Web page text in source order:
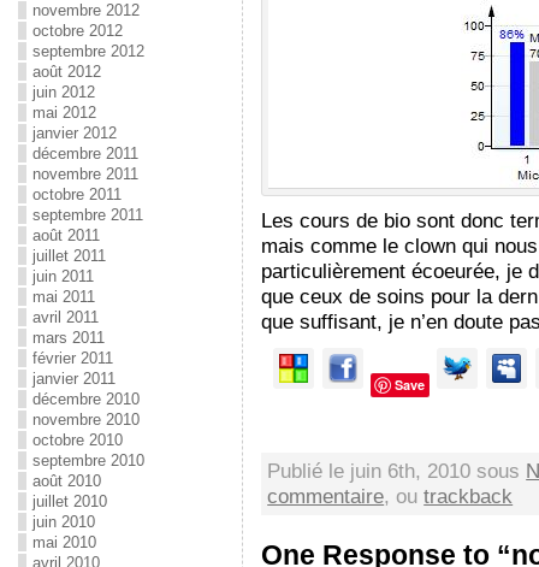
Les cours de bio sont donc
mais comme le clown qui
particulièrement écoeurée, je
que ceux de soins pour la
que suffisant, je n’en doute
Save
Publié le juin 6th, 2010 sous
commentaire, outrackback
One Response to
novembre 2012
octobre 2012
septembre 2012
août 2012
juin 2012
mai 2012
janvier 2012
décembre 2011
novembre 2011
octobre 2011
septembre 2011
août 2011
juillet 2011
juin 2011
mai 2011
avril 2011
mars 2011
février 2011
janvier 2011
décembre 2010
novembre 2010
octobre 2010
septembre 2010
août 2010
juillet 2010
juin 2010
mai 2010
avril 2010